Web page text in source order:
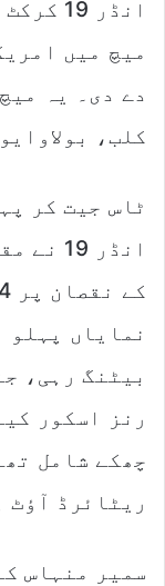
i
انڈر
دے دی۔ یہ
کلب،
ٹاس جیت کر
نمایاں پہلو
رنز اسکور
چھکے شامل
ریٹائرڈ آؤٹ
سمیر منہاس